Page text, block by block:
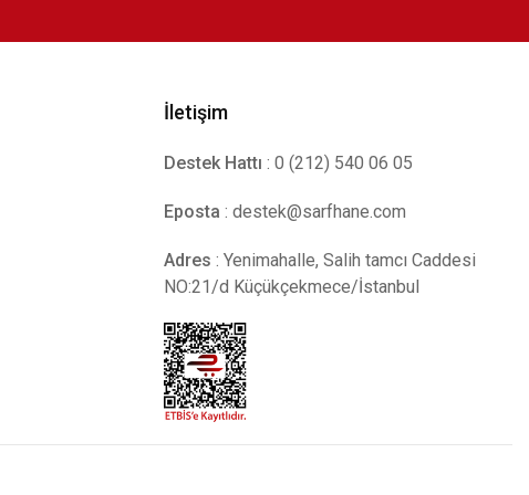
İletişim
Destek Hattı : 0 (212) 540 06 05
Eposta : destek@sarfhane.com
Adres : Yenimahalle, Salih tamcı Caddesi
NO:21/d Küçükçekmece/İstanbul